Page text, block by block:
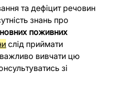
та дефіцит речовин
знань про
поживних
слід приймати
вивчати цю
зі